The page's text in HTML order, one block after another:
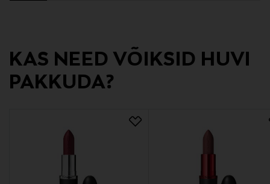
KAS NEED VÕIKSID HUVI
PAKKUDA?